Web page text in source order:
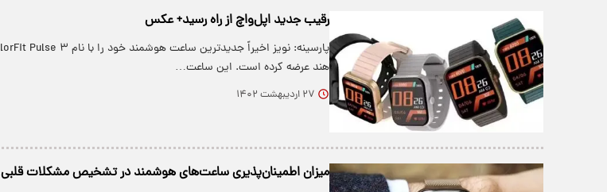
رقیب جدید اپل‌واچ از راه رسید+ عکس
هند عرضه کرده است. این ساعت…
۲۷ اردیبهشت ۱۴۰۲
میزان اطمینان‌پذیری ساعت‌های هوشمند در تشخیص مشکلات قلبی